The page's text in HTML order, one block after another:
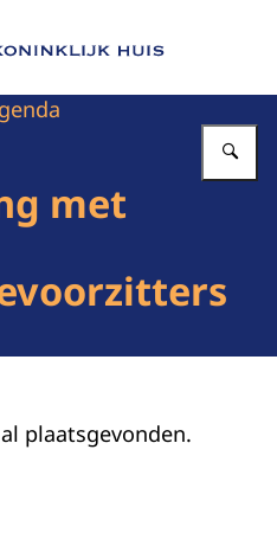
van Het Koninklijk Huis
met
plaatsgevonden.